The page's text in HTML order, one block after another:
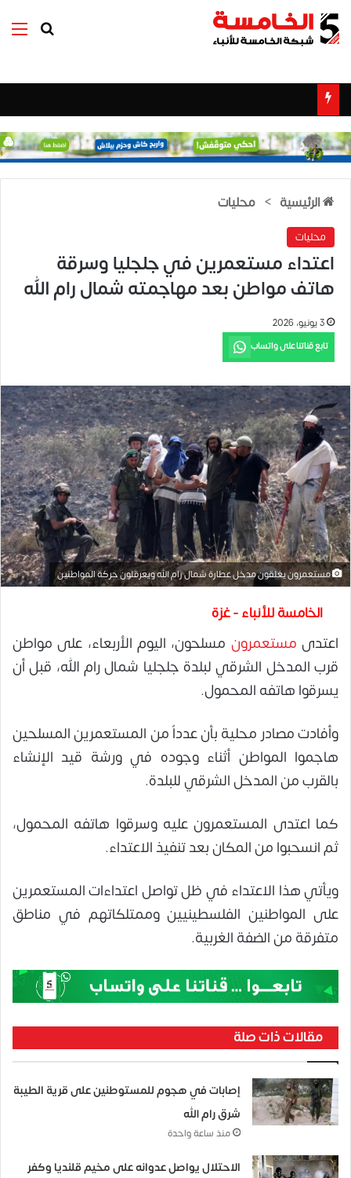
بحث عن
الرئيسية > محليات
محليات
اعتداء مستعمرين في جلجليا وسرقة
هاتف مواطن بعد مهاجمته شمال رام الله
3 يونيو، 2026
تابع قناتنا على واتساب
مستعمرون يغلقون مدخل عطارة شمال رام الله ويعرقلون حركة المواطنين
الخامسة للأنباء - غزة
اعتدىمستعمرون مسلحون، اليوم الأربعاء، على مواطن
قرب المدخل الشرقي لبلدة جلجليا شمال رام الله، قبل أن
يسرقوا هاتفه المحمول.
وأفادت مصادر محلية بأن عدداً من المستعمرين المسلحين
هاجموا المواطن أثناء وجوده في ورشة قيد الإنشاء
بالقرب من المدخل الشرقي للبلدة.
كما اعتدى المستعمرون عليه وسرقوا هاتفه المحمول،
ثم انسحبوا من المكان بعد تنفيذ الاعتداء.
ويأتي هذا الاعتداء في ظل تواصل اعتداءات المستعمرين
على المواطنين الفلسطينيين وممتلكاتهم في مناطق
متفرقة من الضفة الغربية.
مقالات ذات صلة
إصابات في هجوم للمستوطنين على قرية الطيبة
شرق رام الله
منذ ساعة واحدة
الاحتلال يواصل عدوانه على مخيم قلنديا وكفر